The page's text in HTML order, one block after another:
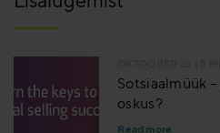
Sotsiaalmüük
oskus?
Read more